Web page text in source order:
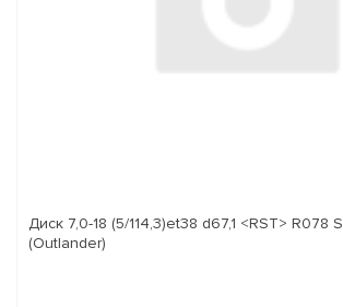
Диск 7,0-18 (5/114,3)et38 d67,1 <RST> R078
(Outlander)